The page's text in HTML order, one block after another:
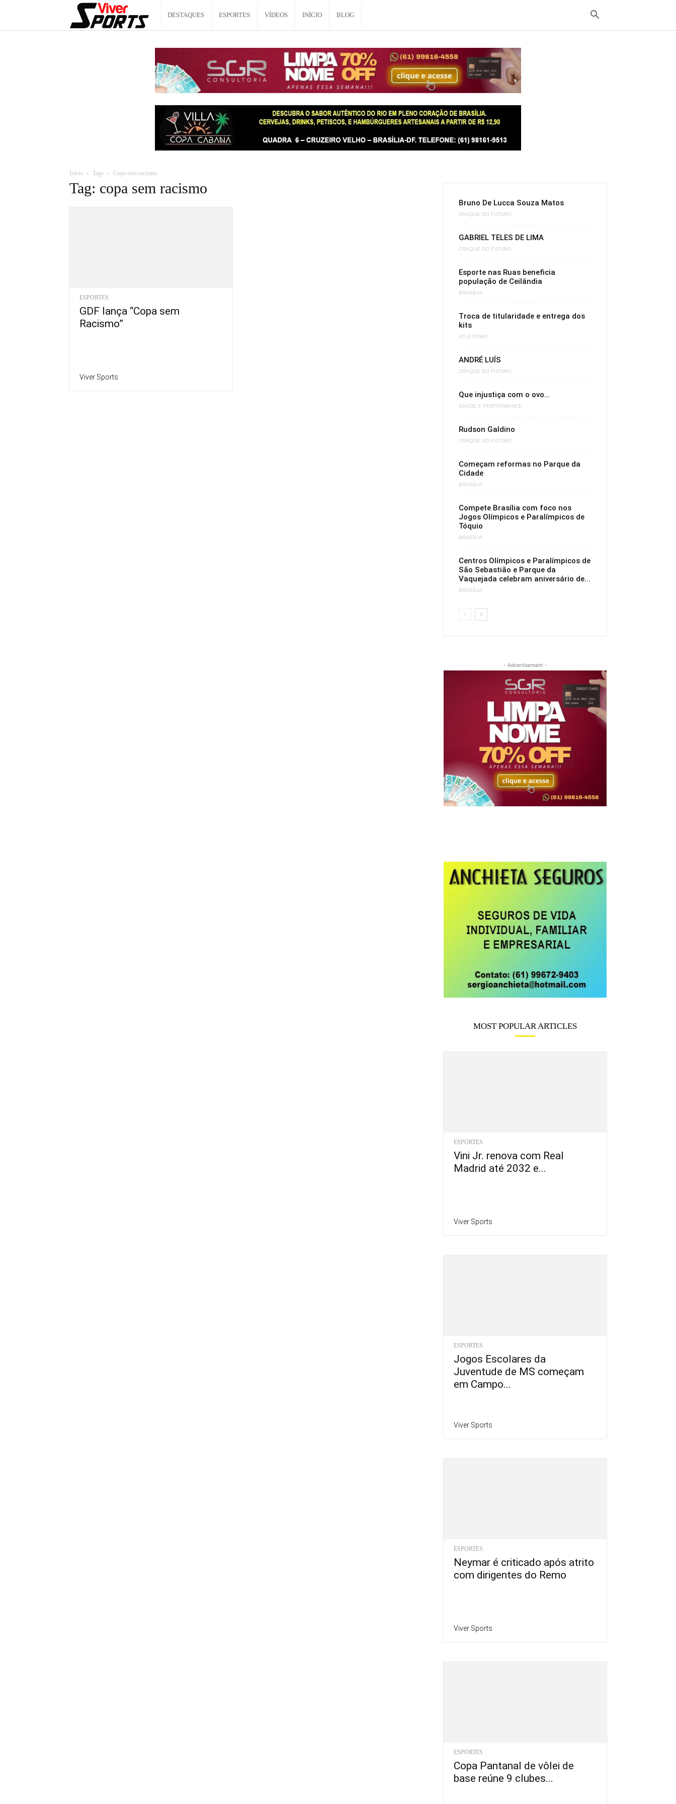
Viver
DESTAQUES ESPORTES VÍDEOS INÍCIO BLOG
Início Tags Copa sem racismo
Tag: copa sem racismo
ESPORTES
GDF lança “Copa sem
Racismo”
Viver Sports
Bruno De Lucca Souza Matos
CRAQUE DO FUTURO
GABRIEL TELES DE LIMA
CRAQUE DO FUTURO
Esporte nas Ruas beneficia
população de Ceilândia
BRASÍLIA
Troca de titularidade e entrega dos
kits
ATLETISMO
ANDRÉ LUÍS
CRAQUE DO FUTURO
Que injustiça com o ovo…
SAÚDE E PERFORMANCE
Rudson Galdino
CRAQUE DO FUTURO
Começam reformas no Parque da
Cidade
BRASÍLIA
Compete Brasília com foco nos
Jogos Olímpicos e Paralímpicos de
Tóquio
BRASÍLIA
Centros Olímpicos e Paralímpicos de
São Sebastião e Parque da
Vaquejada celebram aniversário de...
BRASÍLIA
- Advertisement -
MOST POPULAR ARTICLES
ESPORTES
Vini Jr. renova com Real
Madrid até 2032 e...
Viver Sports
ESPORTES
Jogos Escolares da
Juventude de MS começam
em Campo...
Viver Sports
ESPORTES
Neymar é criticado após atrito
com dirigentes do Remo
Viver Sports
ESPORTES
Copa Pantanal de vôlei de
base reúne 9 clubes...